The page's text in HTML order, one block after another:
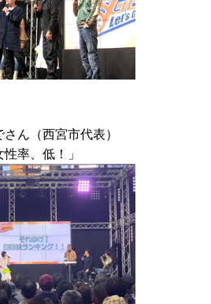
ん（西宮市代表）
率、低！」